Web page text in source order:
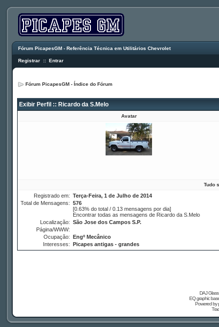
Fórum PicapesGM - Referência Técnica em Utilitários Chevrolet
Registrar :: Entrar
Fórum PicapesGM - Índice do Fórum
Exibir Perfil :: Ricardo da S.Melo
Avatar
Tudo
Registrado em: Terça-Feira, 1 de Julho de 2014
Total de Mensagens: 576
[0.63% do total / 0.13 mensagens por dia]
Encontrar todas as mensagens de Ricardo da S.Melo
Localização: São Jose dos Campos S.P.
Página/WWW:
Ocupação: Engº Mecânico
Interesses: Picapes antigas - grandes
DAJ
EQ graphic
Powered by